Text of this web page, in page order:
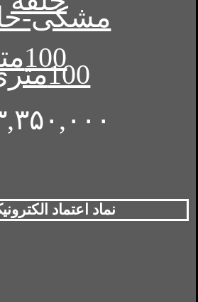
مشکی-
100متری
نماد اعتماد